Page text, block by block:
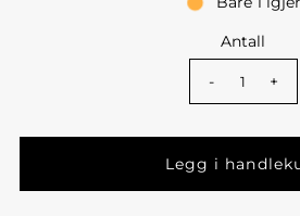
Antall
- +